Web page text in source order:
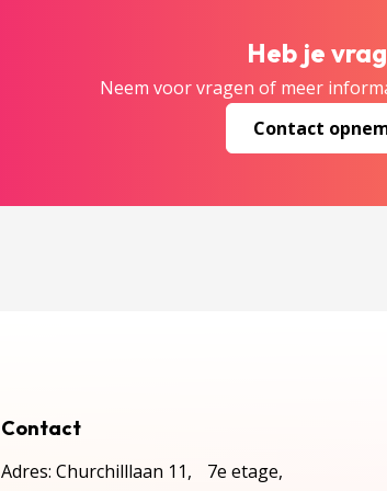
Heb je
Neem voor vragen of meer
Contact
Contact
Adres: Churchilllaan 11, 7e etage,